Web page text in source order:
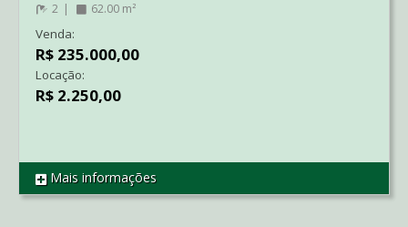
REF SL2248
2 62.00 m²
Venda:
R$ 235.000,00
Locação:
R$ 2.250,00
Mais informações